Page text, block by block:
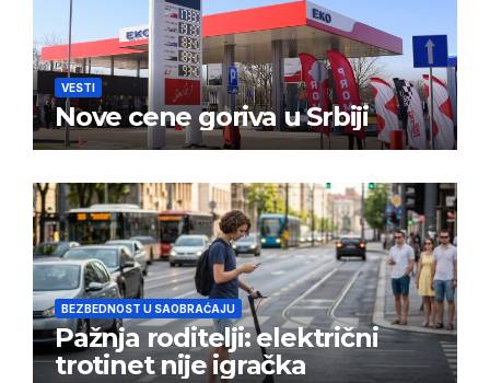
VESTI
Nove cene goriva u Srbiji
BEZBEDNOST U SAOBRAĆAJU
Pažnja roditelji: električni
trotinet nije igračka